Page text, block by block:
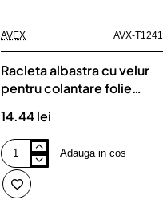
AVEX AVX-T1241
Racleta albastra cu velur
pentru colantare folie
14.44 lei
Racleta
albastra
cu
velur
Adauga in cos